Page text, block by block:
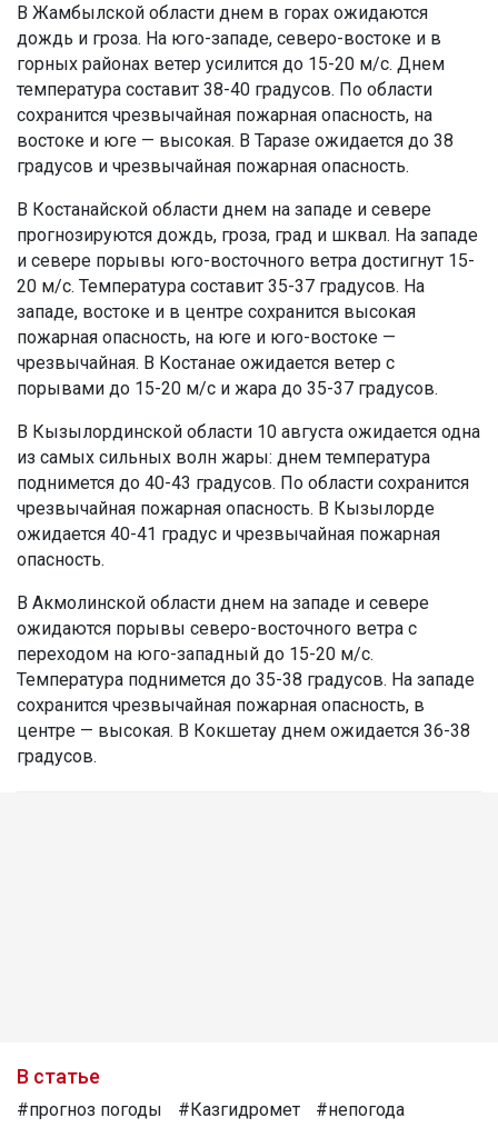
В Жамбылской области днем в горах ожидаются
дождь и гроза. На юго-западе, северо-востоке и в
горных районах ветер усилится до 15-20 м/с. Днем
температура составит 38-40 градусов. По области
сохранится чрезвычайная пожарная опасность, на
востоке и юге — высокая. В Таразе ожидается до 38
градусов и чрезвычайная пожарная опасность.
В Костанайской области днем на западе и севере
прогнозируются дождь, гроза, град и шквал. На западе
и севере порывы юго-восточного ветра достигнут 15-
20 м/с. Температура составит 35-37 градусов. На
западе, востоке и в центре сохранится высокая
пожарная опасность, на юге и юго-востоке —
чрезвычайная. В Костанае ожидается ветер с
порывами до 15-20 м/с и жара до 35-37 градусов.
В Кызылординской области 10 августа ожидается одна
из самых сильных волн жары: днем температура
поднимется до 40-43 градусов. По области сохранится
чрезвычайная пожарная опасность. В Кызылорде
ожидается 40-41 градус и чрезвычайная пожарная
опасность.
В Акмолинской области днем на западе и севере
ожидаются порывы северо-восточного ветра с
переходом на юго-западный до 15-20 м/с.
Температура поднимется до 35-38 градусов. На западе
сохранится чрезвычайная пожарная опасность, в
центре — высокая. В Кокшетау днем ожидается 36-38
градусов.
В статье
#прогноз погоды #Казгидромет
#непогода